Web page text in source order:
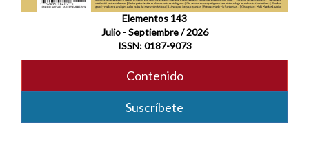
Elementos 143
Julio - Septiembre / 2026
ISSN: 0187-9073
Contenido
Suscríbete